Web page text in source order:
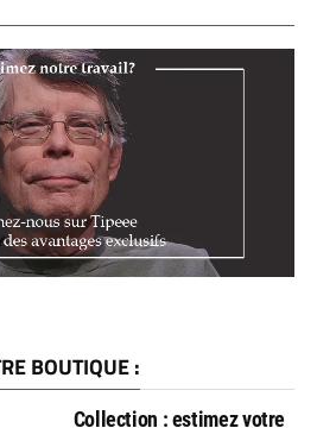
BOUTIQUE :
Collection : estimez votre